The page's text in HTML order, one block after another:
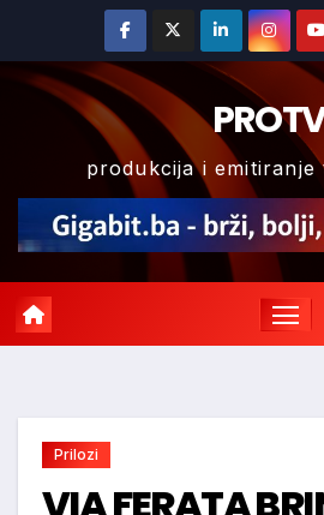
content
produkcija i emitiranje
Prilozi